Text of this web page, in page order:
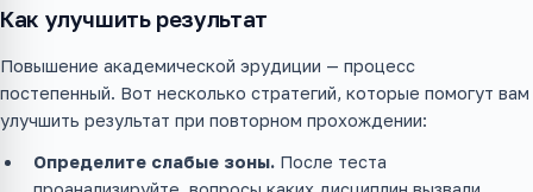
Как улучшить результат
Повышение академической эрудиции — процесс
постепенный. Вот несколько стратегий, которые помогут вам
улучшить результат при повторном прохождении:
Определите слабые зоны. После теста